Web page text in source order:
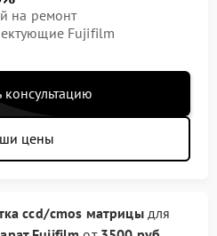
на ремонт
Fujifilm
консультацию
цены
ccd/cmos матрицыдля